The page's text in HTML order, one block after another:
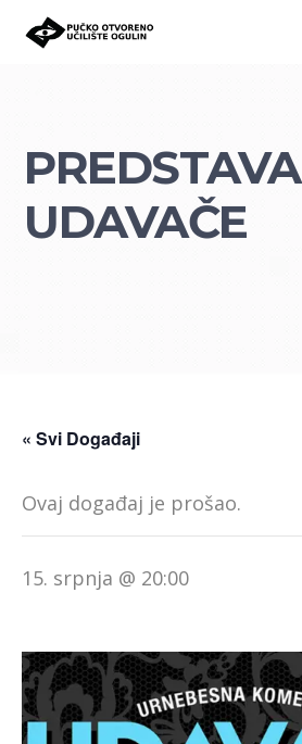
PREDSTAVA
UDAVAČE
« Svi Događaji
Ovaj događaj je prošao.
15. srpnja @ 20:00